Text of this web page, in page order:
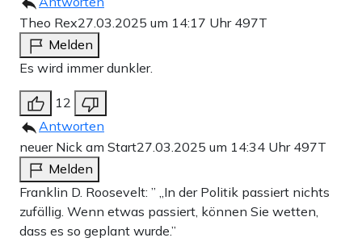
Theo Rex27.03.2025 um 14:17 Uhr 497T
Melden
Es wird immer dunkler.
12
Antworten
neuer Nick am Start27.03.2025 um 14:34 Uhr 497T
Melden
Franklin D. Roosevelt: ” „In der Politik passiert nichts
zufällig. Wenn etwas passiert, können Sie wetten,
dass es so geplant wurde.”